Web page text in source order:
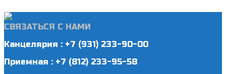
СВЯЗАТЬСЯ С НАМИ
Канцелярия : +7 (931) 233-90-00
Приемная : +7 (812) 233-95-58